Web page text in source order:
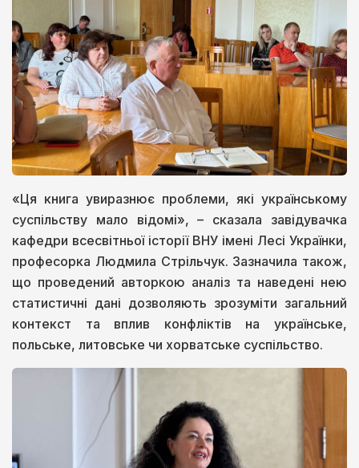
«Ця книга увиразнює проблеми, які українському
суспільству мало відомі», – сказала завідувачка
кафедри всесвітньої історії ВНУ імені Лесі Українки,
професорка Людмила Стрільчук. Зазначила також,
що проведений авторкою аналіз та наведені нею
статистичні дані дозволяють зрозуміти загальний
контекст та вплив конфліктів на українське,
польське, литовське чи хорватське суспільство.